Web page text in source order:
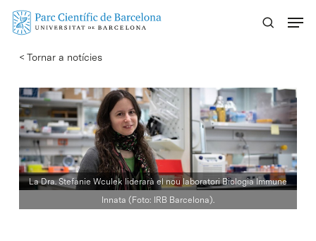
Skip
content
< Tornar a notícies
La Dra. Stefanie Wculek liderarà el nou laboratori Biologia Immune
Innata (Foto: IRB Barcelona).